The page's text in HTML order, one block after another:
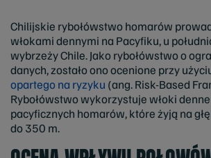
Chilijskie rybołówstwo homarów
włokami dennymi na Pacyfiku, u
wybrzeży Chile. Jako rybołówstwo o
danych, zostało ono ocenione przy
opartego na ryzyku (ang. Risk-Based
Rybołówstwo wykorzystuje włoki
pacyficznych homarów, które żyją na
do 350 m.